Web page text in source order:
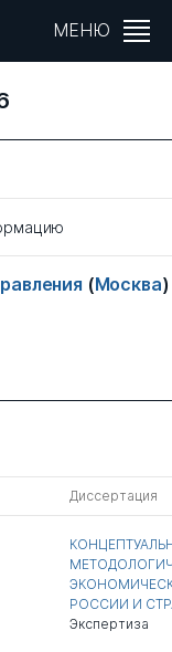
МЕНЮ
(Москва)
Диссертация
РОССИИ И
Экспертиза